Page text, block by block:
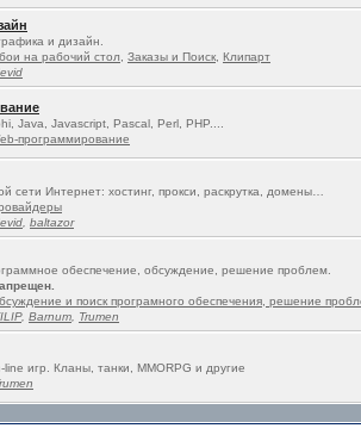
и дизайн.
на рабочий стол Заказы и Поиск Клипарт
Java, Javascript, Pascal, Perl, PHP....
программирование
сети Интернет: хостинг, прокси, раскрутка, домены…
baltazor
обеспечение, обсуждение, решение проблем.
и поиск програмного обеспечения, решение
, Barnum Trumen
игр. Кланы, танки, MMORPG и другие